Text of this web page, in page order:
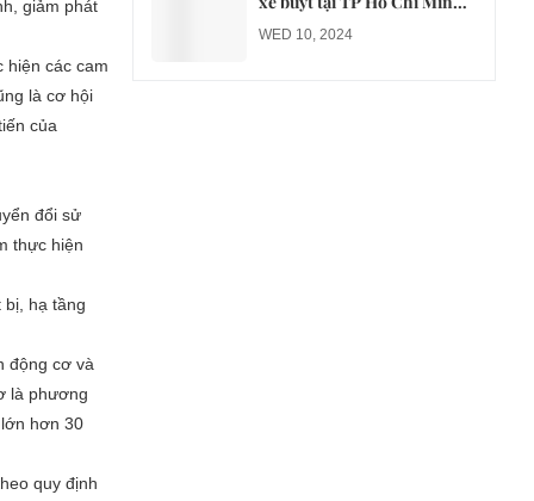
giảm phát
hiện các cam
là cơ hội
của
đổi sử
thực hiện
hạ tầng
động cơ và
là phương
hơn 30
quy định
sang xe điện từ năm 2026
WED 10, 2024